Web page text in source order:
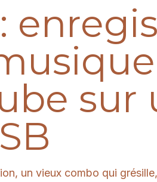
sur
un vieux combo qui